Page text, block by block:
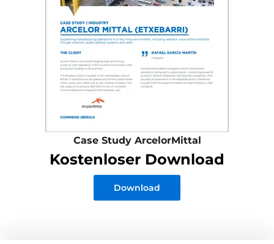
Case Study ArcelorMittal
Kostenloser Download
Download